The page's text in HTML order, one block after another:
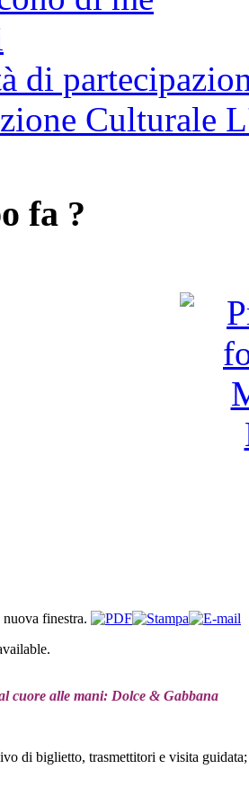
di
Culturale
fa ?
cuore alle mani: Dolce & Gabbana
di biglietto, trasmettitori e visita guidata;